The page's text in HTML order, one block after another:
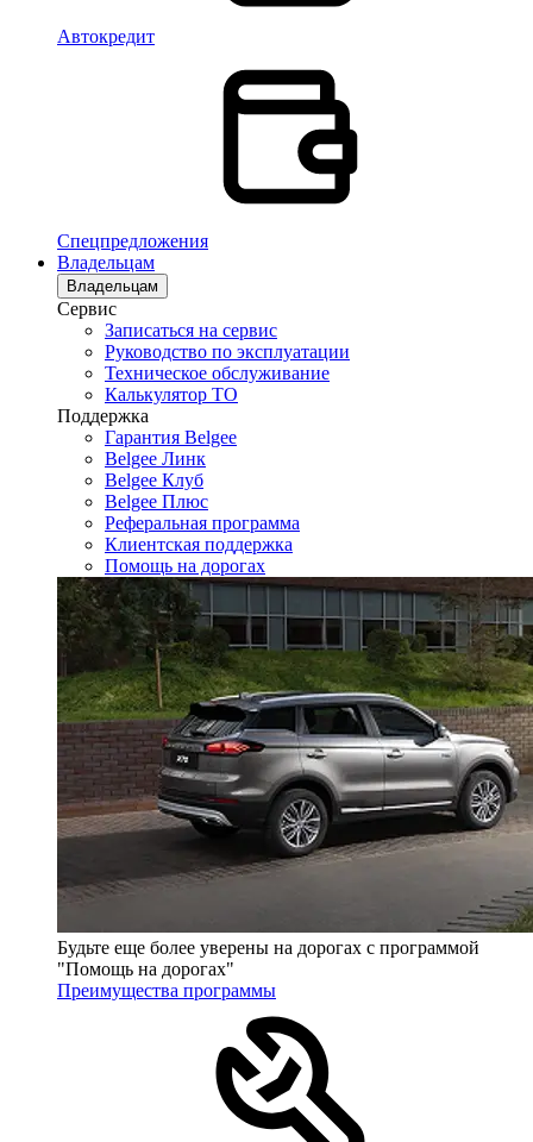
Автокредит
Спецпредложения
Владельцам
Владельцам
Сервис
Записаться на сервис
Руководство по эксплуатации
Техническое обслуживание
Калькулятор ТО
Поддержка
Гарантия Belgee
Belgee Линк
Belgee Клуб
Belgee Плюс
Реферальная программа
Клиентская поддержка
Помощь на дорогах
Будьте еще более уверены на дорогах с программой
"Помощь на дорогах"
Преимущества программы